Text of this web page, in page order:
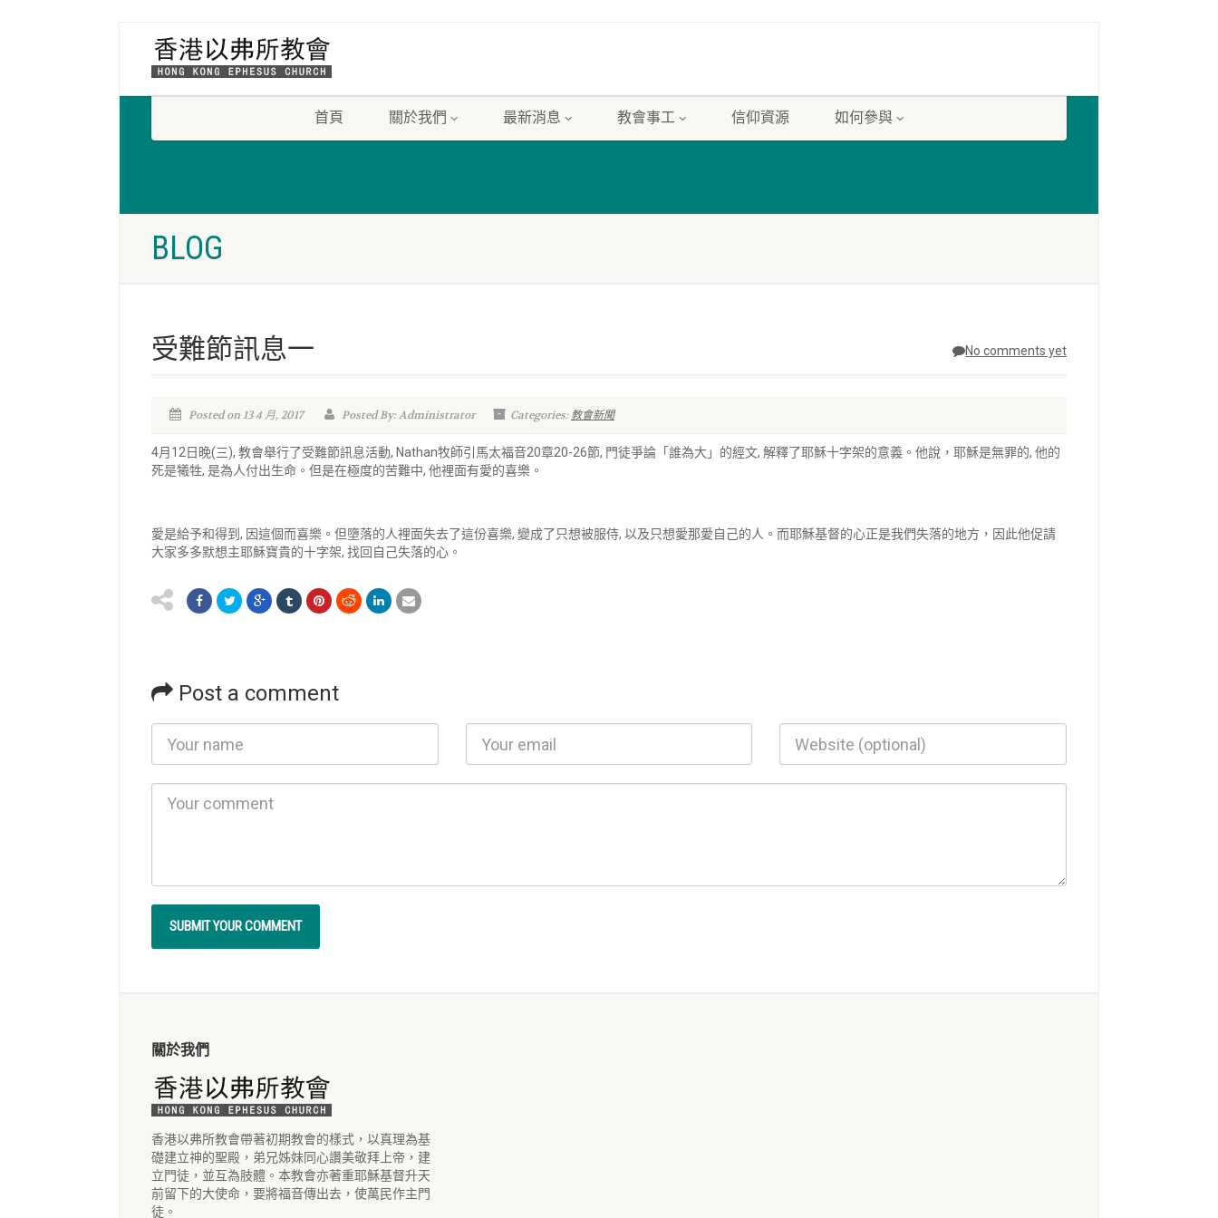
首頁 關於我們 最新消息 教會事工 信仰資源 如何參與
BLOG
No comments yet
受難節訊息一
Posted on 13 4 月, 2017 Posted By: Administrator Categories:教會新聞
4月12日晚(三), 教會舉行了受難節訊息活動, Nathan牧師引馬太福音20章20-26節, 門徒爭論「誰為大」的經文, 解釋了耶穌十字架的意義。他說，耶穌是無罪的, 他的
死是犧牲, 是為人付出生命。但是在極度的苦難中, 他裡面有愛的喜樂。
愛是給予和得到, 因這個而喜樂。但墮落的人裡面失去了這份喜樂, 變成了只想被服侍, 以及只想愛那愛自己的人。而耶穌基督的心正是我們失落的地方，因此他促請
大家多多默想主耶穌寶貴的十字架, 找回自己失落的心。
Post a comment
關於我們
香港以弗所教會帶著初期教會的樣式，以真理為基
礎建立神的聖殿，弟兄姊妹同心讚美敬拜上帝，建
立門徒，並互為肢體。本教會亦著重耶穌基督升天
前留下的大使命，要將福音傳出去，使萬民作主門
徒。